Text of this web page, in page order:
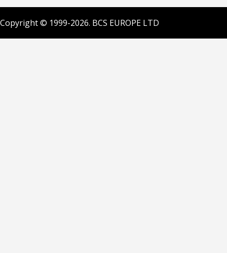
Copyright © 1999-2026. BCS EUROPE LTD